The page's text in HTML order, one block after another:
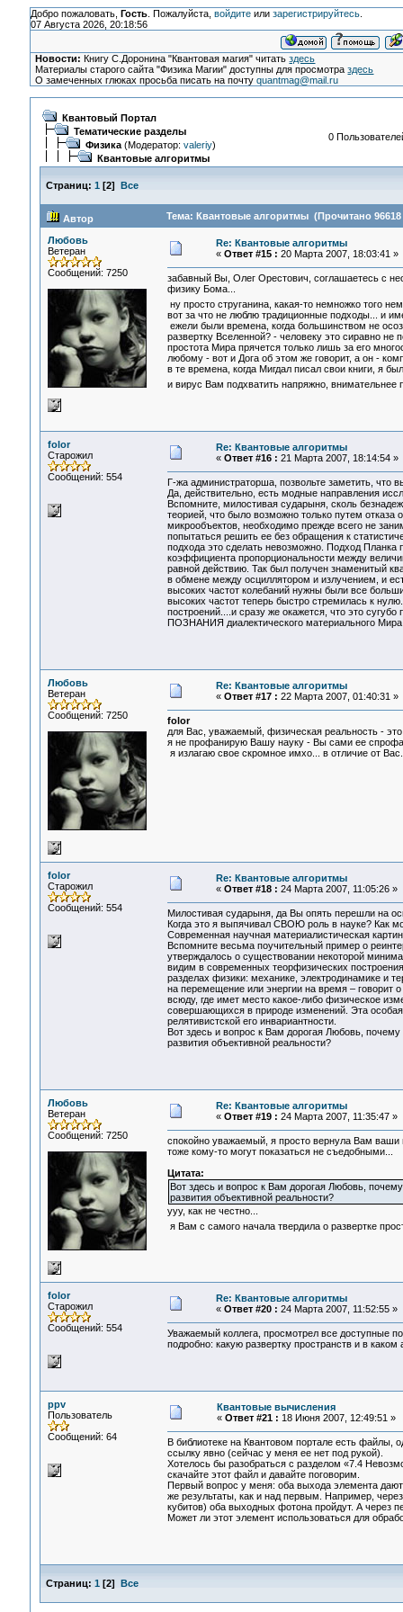
Добро пожаловать, Гость. Пожалуйста, войдитеили зарегистрируйтесь.
07 Августа 2026, 20:18:56
Новости: Книгу С.Доронина "Квантовая магия" читатьздесь
Материалы старого сайта "Физика Магии" доступны для просмотраздесь
О замеченных глюках просьба писать на почтуquantmag@mail.ru
Квантовый Портал
Тематические разделы
Физика(Модератор: valeriy)
Квантовые алгоритмы
0
Страниц: 1 [2] Все
Автор Тема: Квантовые алгоритмы (Прочитано 96618
Любовь
Ветеран
Сообщений: 7250
Re: Квантовые алгоритмы
« Ответ #15 : 20 Марта 2007, 18:03:41 »
забавный Вы, Олег Орестович, соглашаетесь с
физику Бома...
ну просто струганина, какая-то немножко того
вот за что не люблю традиционные подходы... и
ежели были времена, когда большинством не
развертку Вселенной? - человеку это сиравно
простота Мира прячется только лишь за его
любому - вот и Дога об этом же говорит, а он -
в те времена, когда Мигдал писал свои книги, я
и вирус Вам подхватить напряжно, внимательнее
folor
Старожил
Сообщений: 554
Re: Квантовые алгоритмы
« Ответ #16 : 21 Марта 2007, 18:14:54 »
Г-жа администраторша, позвольте заметить, что
Да, действительно, есть модные направления
Вспомните, милостивая сударыня, сколь
теорией, что было возможно только путем
микрообъектов, необходимо прежде всего не
попытаться решить ее без обращения к
подхода это сделать невозможно. Подход Планка
коэффициента пропорциональности между
равной действию. Так был получен знаменитый
в обмене между осциллятором и излучением, и
высоких частот колебаний нужны были все
высоких частот теперь быстро стремилась к
построений....и сразу же окажется, что это
ПОЗНАНИЯ диалектического материального Мира
Любовь
Ветеран
Сообщений: 7250
Re: Квантовые алгоритмы
« Ответ #17 : 22 Марта 2007, 01:40:31 »
folor
для Вас, уважаемый, физическая реальность -
я не профанирую Вашу науку - Вы сами ее
я излагаю свое скромное имхо... в отличие от
folor
Старожил
Сообщений: 554
Re: Квантовые алгоритмы
« Ответ #18 : 24 Марта 2007, 11:05:26 »
Милостивая сударыня, да Вы опять перешли на
Когда это я выпячивал СВОЮ роль в науке? Как
Современная научная материалистическая
Вспомните весьма поучительный пример о
утверждалось о существовании некоторой
видим в современных теорфизических
разделах физики: механике, электродинамике и
на перемещение или энергии на время – говорит
всюду, где имет место какое-либо физическое
совершающихся в природе изменений. Эта
релятивистской его инвариантности.
Вот здесь и вопрос к Вам дорогая Любовь,
развития объективной реальности?
Любовь
Ветеран
Сообщений: 7250
Re: Квантовые алгоритмы
« Ответ #19 : 24 Марта 2007, 11:35:47 »
спокойно уважаемый, я просто вернула Вам ваши
тоже кому-то могут показаться не съедобными...
Цитата:
Вот здесь и вопрос к Вам дорогая Любовь,
развития объективной реальности?
ууу, как не честно...
я Вам с самого начала твердила о развертке
folor
Старожил
Сообщений: 554
Re: Квантовые алгоритмы
« Ответ #20 : 24 Марта 2007, 11:52:55 »
Уважаемый коллега, просмотрел все доступные
подробно: какую развертку пространств и в
ppv
Пользователь
Сообщений: 64
Квантовые вычисления
« Ответ #21 : 18 Июня 2007, 12:49:51 »
В библиотеке на Квантовом портале есть
ссылку явно (сейчас у меня ее нет под рукой).
Хотелось бы разобраться с разделом «7.4
скачайте этот файл и давайте поговорим.
Первый вопрос у меня: оба выхода элемента
же результаты, как и над первым. Например,
кубитов) оба выходных фотона пройдут. А через
Может ли этот элемент использоваться для
Страниц: 1 [2] Все